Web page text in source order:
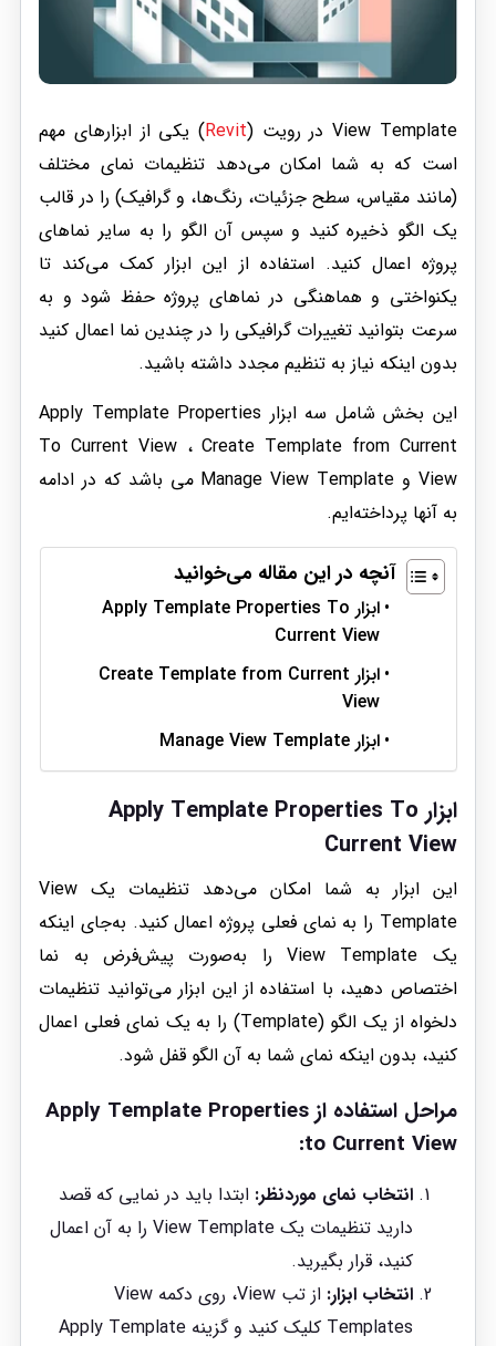
View Template در رویت ( Revit) یکی از ابزارهای مهم
است که به شما امکان می‌دهد تنظیمات نمای مختلف
(مانند مقیاس، سطح جزئیات، رنگ‌ها، و گرافیک) را در قالب
یک الگو ذخیره کنید و سپس آن الگو را به سایر نماهای
پروژه اعمال کنید. استفاده از این ابزار کمک می‌کند تا
یکنواختی و هماهنگی در نماهای پروژه حفظ شود و به
سرعت بتوانید تغییرات گرافیکی را در چندین نما اعمال کنید
بدون اینکه نیاز به تنظیم مجدد داشته باشید.
این بخش شامل سه ابزار Apply Template Properties
To Current View ، Create Template from Current
View و Manage View Template می باشد که در ادامه
به آنها پرداخته‌ایم.
آنچه در این مقاله می‌خوانید
ابزار Apply Template Properties To
Current View
ابزار Create Template from Current
View
ابزار Manage View Template
ابزار Apply Template Properties To
Current View
این ابزار به شما امکان می‌دهد تنظیمات یک View
Template را به نمای فعلی پروژه اعمال کنید. به‌جای اینکه
یک View Template را به‌صورت پیش‌فرض به نما
اختصاص دهید، با استفاده از این ابزار می‌توانید تنظیمات
دلخواه از یک الگو (Template) را به یک نمای فعلی اعمال
کنید، بدون اینکه نمای شما به آن الگو قفل شود.
مراحل استفاده ازApply Template Properties
to Current View
:
انتخاب نمای موردنظر: ابتدا باید در نمایی که قصد
دارید تنظیمات یک View Template را به آن اعمال
کنید، قرار بگیرید.
انتخاب ابزار:
از تب View، روی دکمه View
Templates کلیک کنید و گزینه Apply Template